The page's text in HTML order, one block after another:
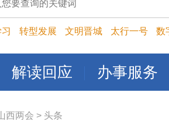
转型发展 文明晋城 太行一号 数
解读回应 办事服务
西两会 > 头条